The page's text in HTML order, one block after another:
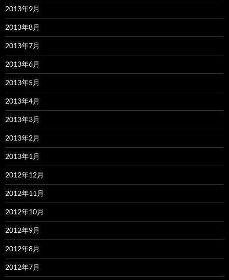
2013年9月
2013年8月
2013年7月
2013年6月
2013年5月
2013年4月
2013年3月
2013年2月
2013年1月
2012年12月
2012年11月
2012年10月
2012年9月
2012年8月
2012年7月